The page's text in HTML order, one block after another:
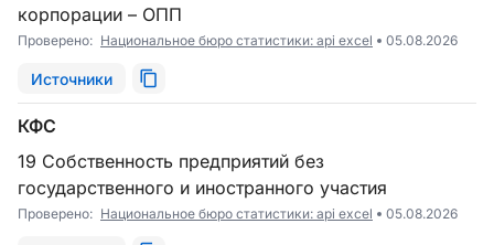
корпорации – ОПП
Проверено: Национальное бюро статистики: api excel 05.08.2026
Источники
КФС
19 Собственность предприятий без
государственного и иностранного участия
Проверено: Национальное бюро статистики: api excel 05.08.2026